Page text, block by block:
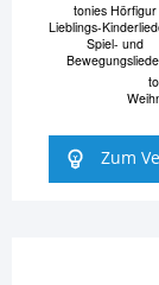
tonies Hörfigur
Lieblings-
Spiel- und
Zum